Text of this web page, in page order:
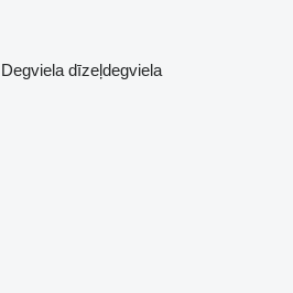
Degviela dīzeļdegviela